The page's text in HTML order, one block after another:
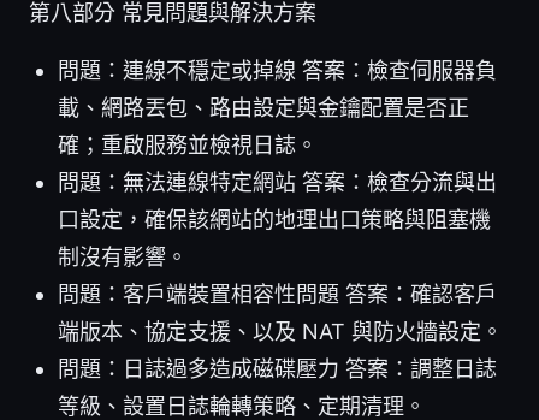
第八部分 常見問題與解決方案
問題：連線不穩定或掉線 答案：檢查伺服器負
載、網路丟包、路由設定與金鑰配置是否正
確；重啟服務並檢視日誌。
問題：無法連線特定網站 答案：檢查分流與出
口設定，確保該網站的地理出口策略與阻塞機
制沒有影響。
問題：客戶端裝置相容性問題 答案：確認客戶
端版本、協定支援、以及 NAT 與防火牆設定。
問題：日誌過多造成磁碟壓力 答案：調整日誌
等級、設置日誌輪轉策略、定期清理。